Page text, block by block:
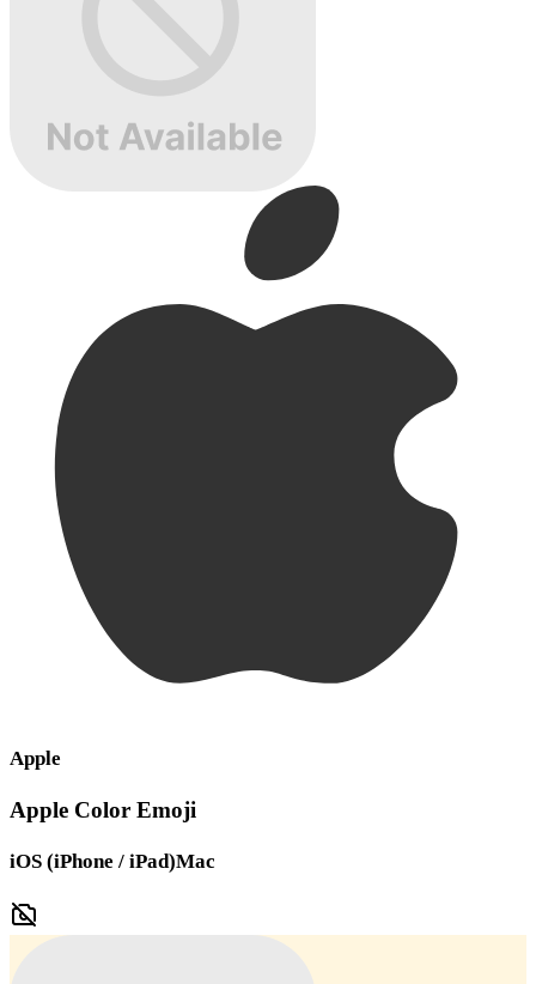
Apple
Apple Color Emoji
iOS (iPhone / iPad)Mac